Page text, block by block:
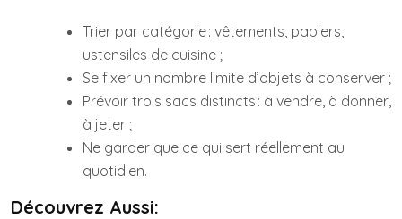
Trier par catégorie : vêtements, papiers,
ustensiles de cuisine ;
Se fixer un nombre limite d’objets à conserver ;
Prévoir trois sacs distincts : à vendre, à donner,
à jeter ;
Ne garder que ce qui sert réellement au
quotidien.
Découvrez Aussi: